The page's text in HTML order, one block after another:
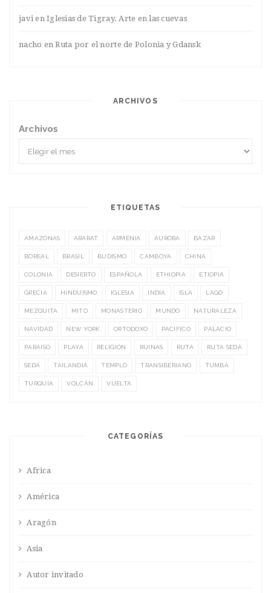
javienIglesias de Tigray. Arte en las cuevas
nacho enRuta por el norte de Polonia y Gdansk
ARCHIVOS
Archivos
ETIQUETAS
AMAZONAS ARARAT ARMENIA AURORA BAZAR
BOREAL BRASIL BUDISMO CAMBOYA CHINA
COLONIA DESIERTO ESPAÑOLA ETHIOPIA ETIOPIA
GRECIA HINDUISMO IGLESIA INDIA ISLA LAGO
MEZQUITA MITO MONASTERIO MUNDO NATURALEZA
NAVIDAD NEW YORK ORTODOXO PACIFICO PALACIO
PARAISO PLAYA RELIGIÓN RUINAS RUTA RUTA SEDA
SEDA TAILANDIA TEMPLO TRANSIBERIANO TUMBA
TURQUÍA VOLCÁN VUELTA
CATEGORÍAS
Africa
América
Aragón
Asia
Autor invitado